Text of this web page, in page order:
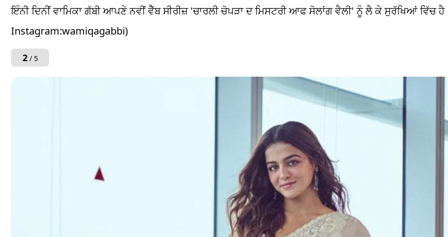
ਇੰਨੀ ਦਿਨੀਂ ਵਾਮਿਕਾ ਗੱਬੀ ਆਪਣੇ ਨਵੀਂ ਵੈੱਬ ਸੀਰੀਜ਼ 'ਚਾਰਲੀ ਚੋਪੜਾ ਦ ਮਿਸਟਰੀ ਆਫ ਸੋਲਾਂਗ ਵੈਲੀ' ਨੂੰ ਲੈ ਕੇ ਸੁਰੱਖਿਆਂ ਵਿੱਚ
Instagram:wamiqagabbi)
2/ 5